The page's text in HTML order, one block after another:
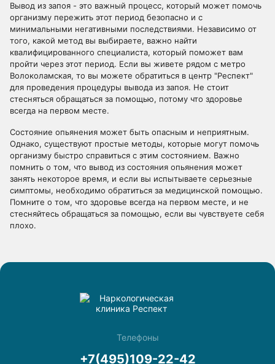
Вывод из запоя - это важный процесс, который может помочь
организму пережить этот период безопасно и с
минимальными негативными последствиями. Независимо от
того, какой метод вы выбираете, важно найти
квалифицированного специалиста, который поможет вам
пройти через этот период. Если вы живете рядом с метро
Волоколамская, то вы можете обратиться в центр "Респект"
для проведения процедуры вывода из запоя. Не стоит
стесняться обращаться за помощью, потому что здоровье
всегда на первом месте.
Состояние опьянения может быть опасным и неприятным.
Однако, существуют простые методы, которые могут помочь
организму быстро справиться с этим состоянием. Важно
помнить о том, что вывод из состояния опьянения может
занять некоторое время, и если вы испытываете серьезные
симптомы, необходимо обратиться за медицинской помощью.
Помните о том, что здоровье всегда на первом месте, и не
стесняйтесь обращаться за помощью, если вы чувствуете себя
плохо.
Телефоны
+7(495)109-22-42